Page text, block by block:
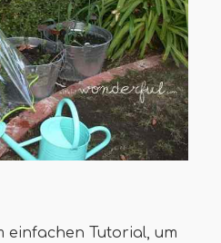
einfachen Tutorial, um